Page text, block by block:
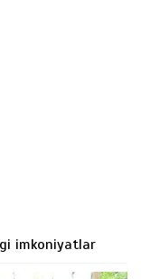
imkoniyatlar